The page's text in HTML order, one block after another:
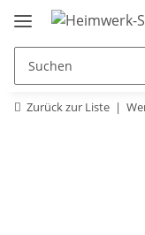
Zurück zur Liste